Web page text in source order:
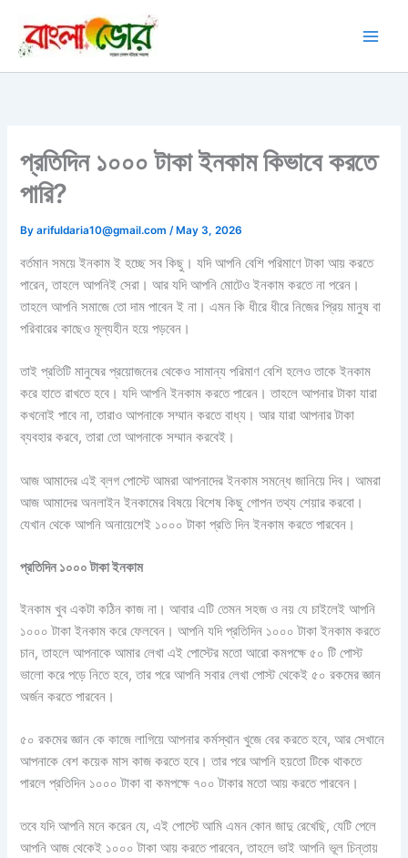
content
প্রতিদিন ১০০০ টাকা ইনকাম কিভাবে করতে
পারি?
Byarifuldaria10@gmail.com/ May 3, 2026
বর্তমান সময়ে ইনকাম ই হচ্ছে সব কিছু। যদি আপনি বেশি পরিমাণে টাকা আয় করতে
পারেন, তাহলে আপনিই সেরা। আর যদি আপনি মোটেও ইনকাম করতে না পরেন।
তাহলে আপনি সমাজে তো দাম পাবেন ই না। এমন কি ধীরে ধীরে নিজের প্রিয় মানুষ বা
পরিবারের কাছেও মূল্যহীন হয়ে পড়বেন।
তাই প্রতিটি মানুষের প্রয়োজনের থেকেও সামান্য পরিমাণ বেশি হলেও তাকে ইনকাম
করে হাতে রাখতে হবে। যদি আপনি ইনকাম করতে পারেন। তাহলে আপনার টাকা যারা
কখনোই পাবে না, তারাও আপনাকে সম্মান করতে বাধ্য। আর যারা আপনার টাকা
ব্যবহার করবে, তারা তো আপনাকে সম্মান করবেই।
আজ আমাদের এই ব্লগ পোস্টে আমরা আপনাদের ইনকাম সমন্ধে জানিয়ে দিব। আমরা
আজ আমাদের অনলাইন ইনকামের বিষয়ে বিশেষ কিছু গোপন তথ্য শেয়ার করবো।
যেখান থেকে আপনি অনায়েশেই ১০০০ টাকা প্রতি দিন ইনকাম করতে পারবেন।
প্রতিদিন ১০০০ টাকা ইনকাম
ইনকাম খুব একটা কঠিন কাজ না। আবার এটি তেমন সহজ ও নয় যে চাইলেই আপনি
১০০০ টাকা ইনকাম করে ফেলবেন। আপনি যদি প্রতিদিন ১০০০ টাকা ইনকাম করতে
চান, তাহলে আপনাকে আমার লেখা এই পোস্টের মতো আরো কমপক্ষে ৫০ টি পোস্ট
ভালো করে পড়ে নিতে হবে, তার পরে আপনি সবার লেখা পোস্ট থেকেই ৫০ রকমের জ্ঞান
অর্জন করতে পারবেন।
৫০ রকমের জ্ঞান কে কাজে লাগিয়ে আপনার কর্মস্থান খুজে বের করতে হবে, আর সেখানে
আপনাকে বেশ কয়েক মাস কাজ করতে হবে। তার পরে আপনি হয়তো টিকে থাকতে
পারলে প্রতিদিন ১০০০ টাকা বা কমপক্ষে ৭০০ টাকার মতো আয় করতে পারবেন।
তবে যদি আপনি মনে করেন যে, এই পোস্টে আমি এমন কোন জাদু রেখেছি, যেটি পেলে
আপনি আজ থেকেই ১০০০ টাকা আয় করতে পারবেন, তাহলে ভাই আপনি ভূল চিন্তায়